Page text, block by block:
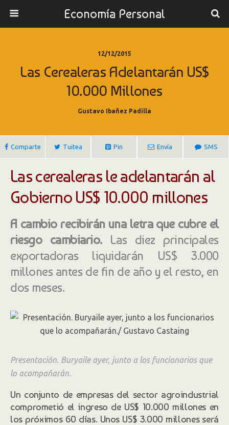
Economía Personal
12/12/2015
Las Cerealeras Adelantarán US$
10.000 Millones
Gustavo Ibañez Padilla
Comparte Tuitea Pin Envía SMS
Las cerealeras le adelantarán al
Gobierno US$ 10.000 millones
A cambio recibirán una letra que cubre el
riesgo cambiario. Las diez principales
exportadoras liquidarán US$ 3.000
millones antes de fin de año y el resto, en
dos meses.
Presentación. Buryaile ayer, junto a los funcionarios que
lo acompañarán.
Un conjunto de empresas del sector agroindustrial
comprometió el ingreso de US$ 10.000 millones en
los próximos 60 días. Unos US$ 3.000 millones será